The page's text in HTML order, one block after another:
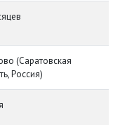
(Саратовская
Россия)